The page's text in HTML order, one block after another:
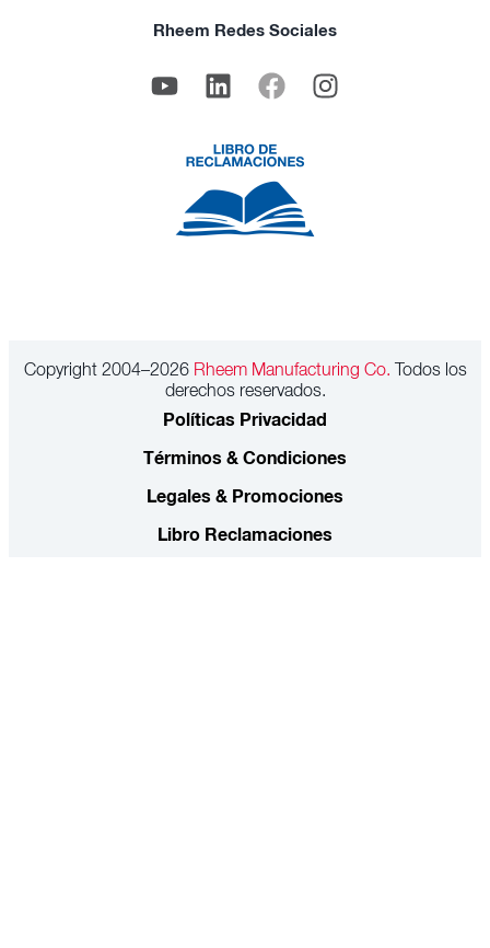
Rheem Redes Sociales
Copyright 2004–2026Rheem Manufacturing Co. Todos los
derechos reservados.
Políticas Privacidad
Términos & Condiciones
Legales & Promociones
Libro Reclamaciones